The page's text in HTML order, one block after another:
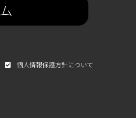
個人情報保護方針について